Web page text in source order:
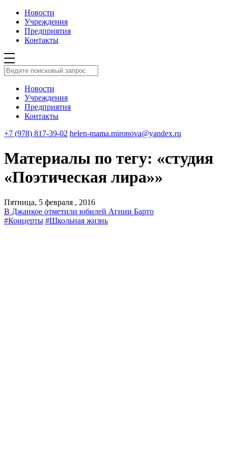
Новости
Учреждения
Предприятия
Контакты
Новости
Учреждения
Предприятия
Контакты
+7 (978) 817-39-02 helen-mama.mironova@yandex.ru
Материалы по тегу: «студия
«Поэтическая лира»»
Пятница, 5 февраля , 2016
В Джанкое отметили юбилей Агнии Барто
#Концерты #Школьная жизнь